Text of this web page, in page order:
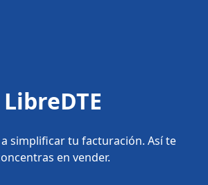
LibreDTE
simplificar tu facturación. Así te
en vender.